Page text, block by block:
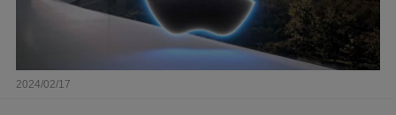
2024/02/17